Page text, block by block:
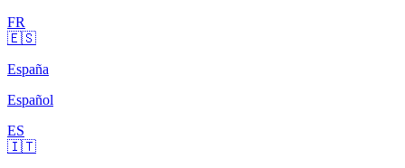
FR
🇪🇸
España
Español
ES
🇮🇹